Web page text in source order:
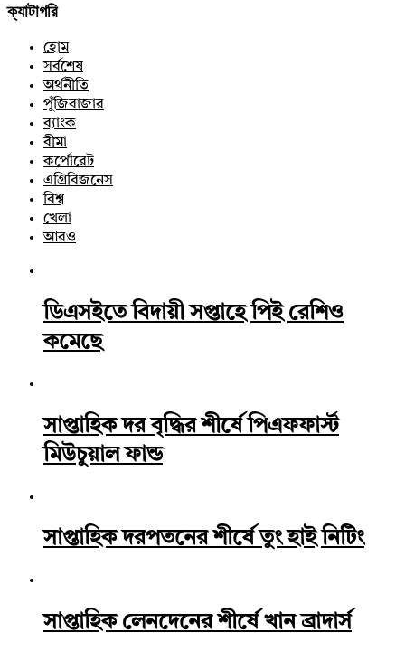
ক্যাটাগরি
হোম
সর্বশেষ
অর্থনীতি
পুঁজিবাজার
ব্যাংক
বীমা
কর্পোরেট
এগ্রিবিজনেস
বিশ্ব
খেলা
আরও
ডিএসইতে বিদায়ী সপ্তাহে পিই রেশিও
কমেছে
সাপ্তাহিক দর বৃদ্ধির শীর্ষে পিএফফার্স্ট
মিউচুয়াল ফান্ড
সাপ্তাহিক দরপতনের শীর্ষে তুং হাই নিটিং
সাপ্তাহিক লেনদেনের শীর্ষে খান ব্রাদার্স